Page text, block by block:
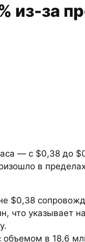
из-за
— с $0,38 до
в
$0,38
что указывает
объемом в 18,6